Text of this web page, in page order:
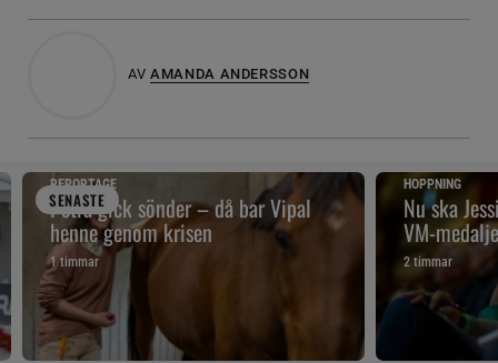
AV AMANDA ANDERSSON
SENASTE
REPORTAGE
Petra gick sönder – då bar Vipal
henne genom krisen
1 timmar
HOPPNING
Nu ska
VM-
2 timmar